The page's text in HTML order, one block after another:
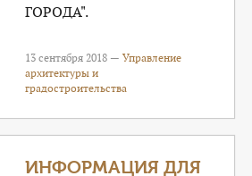
ГОРОДА".
13 сентября 2018 —Управление
архитектуры и
градостроительства
ИНФОРМАЦИЯ ДЛЯ